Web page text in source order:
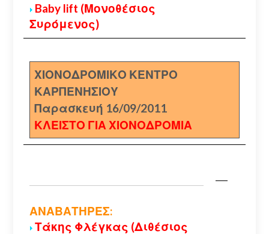
Baby lift (Μονοθέσιος
Συρόμενος)
ΧΙΟΝΟΔΡΟΜΙΚΟ ΚΕΝΤΡΟ
ΚΑΡΠΕΝΗΣΙΟΥ
Παρασκευή 16/09/2011
ΚΛΕΙΣΤΟ ΓΙΑ ΧΙΟΝΟΔΡΟΜΙΑ
ΑΝΑΒΑΤΗΡΕΣ:
Τάκης Φλέγκας (Διθέσιος